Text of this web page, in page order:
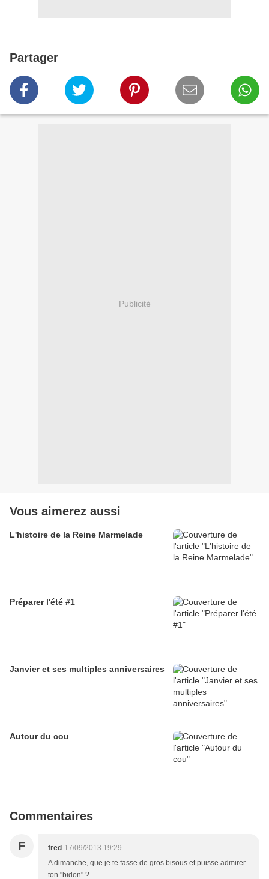
Partager
Publicité
Vous aimerez aussi
L'histoire de la Reine Marmelade
Préparer l'été #1
Janvier et ses multiples anniversaires
Autour du cou
Commentaires
F fred 17/09/2013 19:29
A dimanche, que je te fasse de gros bisous et puisse admirer
ton "bidon" ?